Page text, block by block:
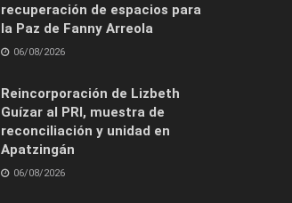
recuperación de espacios para
la Paz de Fanny Arreola
06/08/2026
Reincorporación de Lizbeth
Guízar al PRI, muestra de
reconciliación y unidad en
Apatzingán
06/08/2026